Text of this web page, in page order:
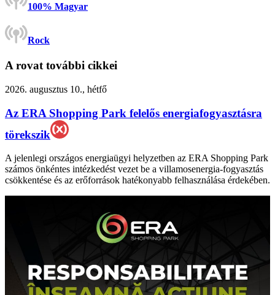
100% Magyar
Rock
A rovat további cikkei
2026. augusztus 10., hétfő
Az ERA Shopping Park felelős energiafogyasztásra
törekszik
A jelenlegi országos energiaügyi helyzetben az ERA Shopping Park
számos önkéntes intézkedést vezet be a villamosenergia-fogyasztás
csökkentése és az erőforrások hatékonyabb felhasználása érdekében.